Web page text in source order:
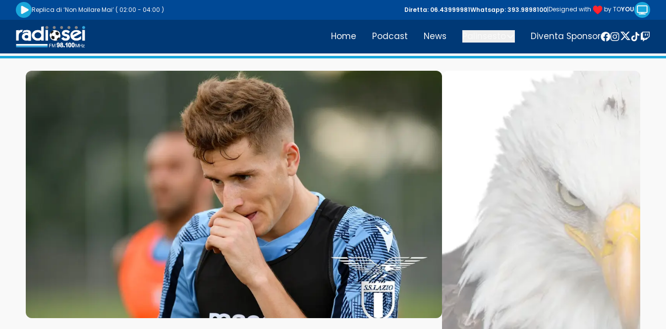
Riproduci la radio live
Replica di ‘Non Mollare Mai’( 02:00 - 04:00 ) Diretta: 06.43999981Whatsapp: 393.9898100|Designed with by TOYOU
Radiosei 98.100 FM
Home Podcast News
Diventa Sponsor
Twitter